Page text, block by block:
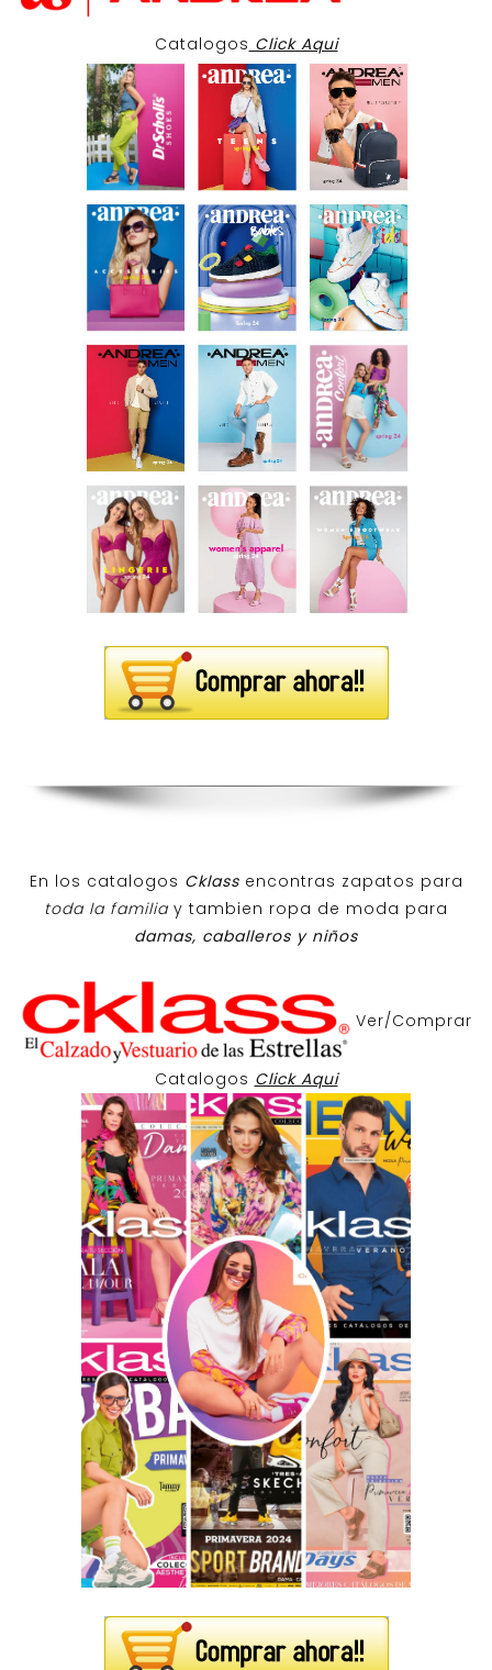
Catalogos Click Aqui
En los catalogos Cklass encontras zapatos para
toda la familiay tambien ropa de moda para
damas, caballeros y niños
Ver/Comprar
Catalogos Click Aqui